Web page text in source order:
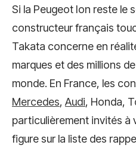
Si la Peugeot Ion reste le
constructeur français
Takata concerne en
marques et des millions
monde. En France, les
Mercedes, Audi, Honda,
particulièrement invités à
figure sur la liste des